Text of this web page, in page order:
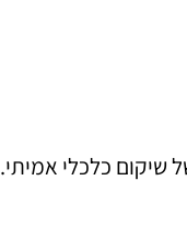
כלכלי אמיתי.